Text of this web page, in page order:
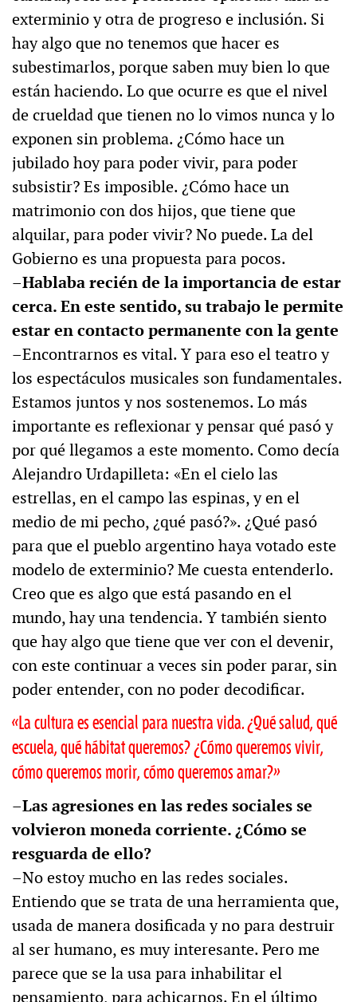
exterminio y otra de progreso e inclusión. Si
hay algo que no tenemos que hacer es
subestimarlos, porque saben muy bien lo que
están haciendo. Lo que ocurre es que el nivel
de crueldad que tienen no lo vimos nunca y lo
exponen sin problema. ¿Cómo hace un
jubilado hoy para poder vivir, para poder
subsistir? Es imposible. ¿Cómo hace un
matrimonio con dos hijos, que tiene que
alquilar, para poder vivir? No puede. La del
Gobierno es una propuesta para pocos.
–Hablaba recién de la importancia de estar
cerca. En este sentido, su trabajo le permite
estar en contacto permanente con la gente
–Encontrarnos es vital. Y para eso el teatro y
los espectáculos musicales son fundamentales.
Estamos juntos y nos sostenemos. Lo más
importante es reflexionar y pensar qué pasó y
por qué llegamos a este momento. Como decía
Alejandro Urdapilleta: «En el cielo las
estrellas, en el campo las espinas, y en el
medio de mi pecho, ¿qué pasó?». ¿Qué pasó
para que el pueblo argentino haya votado este
modelo de exterminio? Me cuesta entenderlo.
Creo que es algo que está pasando en el
mundo, hay una tendencia. Y también siento
que hay algo que tiene que ver con el devenir,
con este continuar a veces sin poder parar, sin
poder entender, con no poder decodificar.
«La cultura es esencial para nuestra vida. ¿Qué salud, qué
escuela, qué hábitat queremos? ¿Cómo queremos vivir,
cómo queremos morir, cómo queremos amar?»
–Las agresiones en las redes sociales se
volvieron moneda corriente. ¿Cómo se
resguarda de ello?
–No estoy mucho en las redes sociales.
Entiendo que se trata de una herramienta que,
usada de manera dosificada y no para destruir
al ser humano, es muy interesante. Pero me
parece que se la usa para inhabilitar el
pensamiento, para achicarnos. En el último